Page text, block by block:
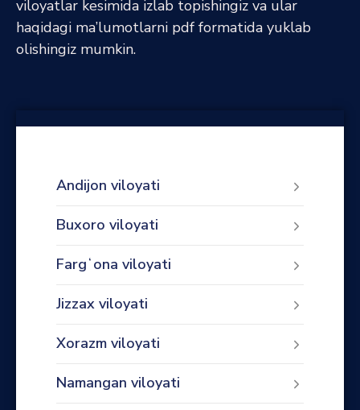
viloyatlar kesimida izlab topishingiz va ular
haqidagi ma’lumotlarni pdf formatida yuklab
olishingiz mumkin.
Andijon viloyati
Buxoro viloyati
Fargʻona viloyati
Jizzax viloyati
Xorazm viloyati
Namangan viloyati